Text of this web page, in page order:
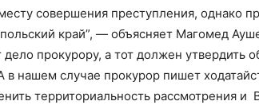
совершения преступления, однако
край”, — объясняет Магомед
прокурору, а тот должен утвердить
в нашем случае прокурор пишет
территориальность рассмотрения и